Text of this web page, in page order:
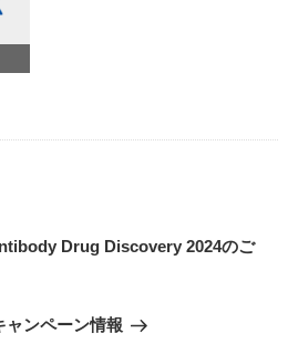
Drug Discovery 2024のご
ンペーン情報